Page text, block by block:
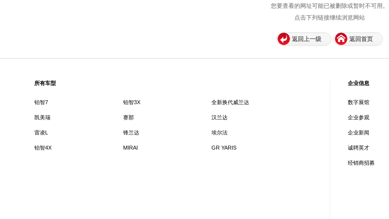
您要查看的网址可能已被删除或暂时不可用。
点击下列链接继续浏览网站
返回上一级 返回首页
所有车型
铂智7 铂智3X 全新换代威兰达
凯美瑞 赛那 汉兰达
雷凌L 锋兰达 埃尔法
铂智4X MIRAI GR YARIS
企业信息
数字展馆
企业参观
企业新闻
诚聘英才
经销商招募